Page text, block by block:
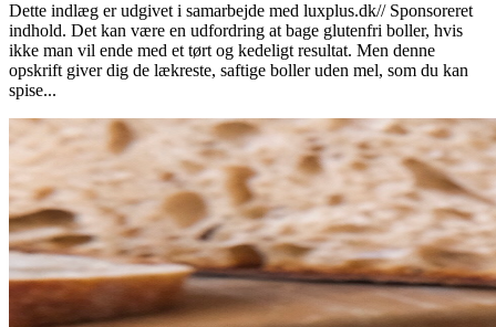
Dette indlæg er udgivet i samarbejde med luxplus.dk// Sponsoreret
indhold. Det kan være en udfordring at bage glutenfri boller, hvis
ikke man vil ende med et tørt og kedeligt resultat. Men denne
opskrift giver dig de lækreste, saftige boller uden mel, som du kan
spise...